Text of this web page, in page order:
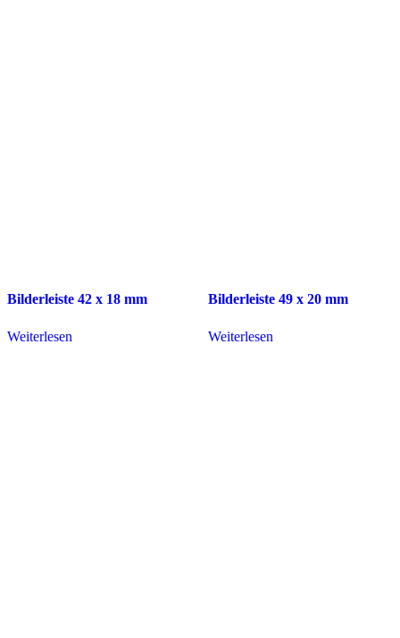
Bilderleiste 42 x 18 mm
Weiterlesen
Bilderleiste 49 x 20 mm
Weiterlesen